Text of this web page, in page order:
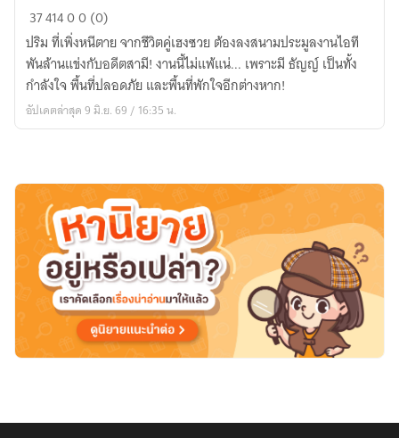
Restart
Love
เปิด
โหมด
รัก
|
มี
E-
BOOK|
RE-
LOVE
PROJECT
3741400 (0)
ปริม ที่เพิ่งหนีตาย จากชีวิตคู่เฮงซวย ต้องลงสนามประมูลงานไอที
พันล้านแข่งกับอดีตสามี! งานนี้ไม่แพ้แน่... เพราะมี ธัญญ์ เป็นทั้ง
กำลังใจ พื้นที่ปลอดภัย และพื้นที่พักใจอีกต่างหาก!
อัปเดตล่าสุด 9 มิ.ย. 69 / 16:35 น.